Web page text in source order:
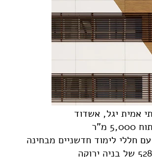
אמית יגל, אשדוד